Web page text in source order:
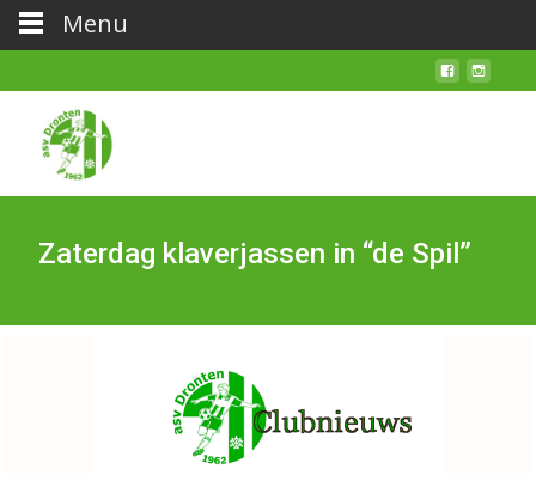
Zaterdag klaverjassen in “de Spil”
Menu